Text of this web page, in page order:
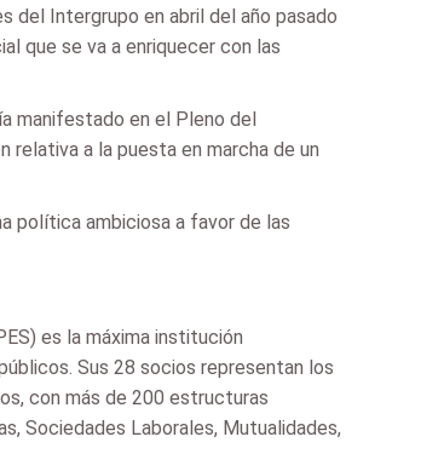
del Intergrupo en abril del año pasado
que se va a enriquecer con las
manifestado en el Pleno del
relativa a la puesta en marcha de un
política ambiciosa a favor de las
es la máxima institución
Sus 28 socios representan los
con más de 200 estructuras
Sociedades Laborales, Mutualidades,